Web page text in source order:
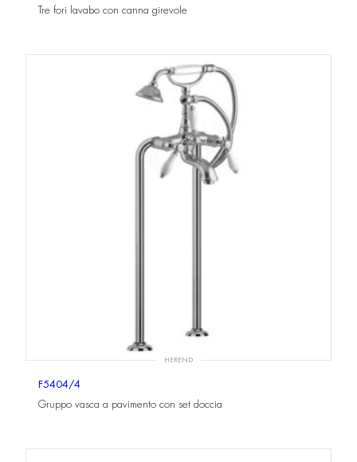
Tre fori lavabo con canna girevole
HEREND
F5404/4
Gruppo vasca a pavimento con set doccia